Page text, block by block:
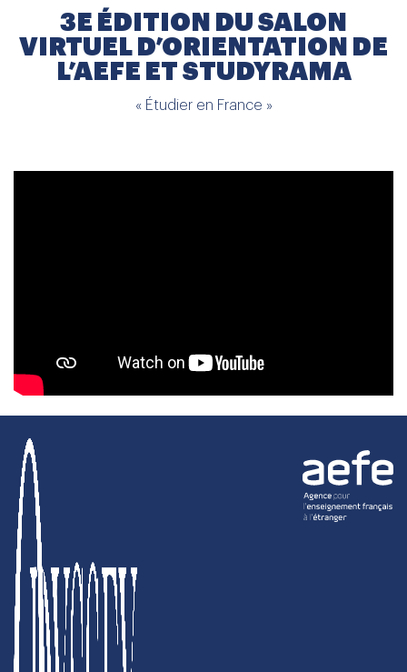
3E ÉDITION DU SALON
VIRTUEL D’ORIENTATION DE
L’AEFE ET STUDYRAMA
« Étudier en France »